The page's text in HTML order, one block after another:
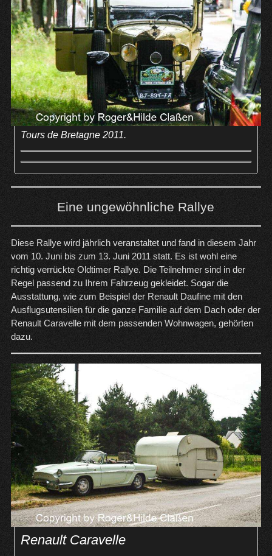
Tours de Bretagne 2011.
Eine ungewöhnliche Rallye
Diese Rallye wird jährlich veranstaltet und fand in diesem Jahr
vom 10. Juni bis zum 13. Juni 2011 statt. Es ist wohl eine
richtig verrückte Oldtimer Rallye. Die Teilnehmer sind in der
Regel passend zu Ihrem Fahrzeug gekleidet. Sogar die
Ausstattung, wie zum Beispiel der Renault Daufine mit den
Ausflugsutensilien für die ganze Familie auf dem Dach oder der
Renault Caravelle mit dem passenden Wohnwagen, gehörten
dazu.
Renault Caravelle